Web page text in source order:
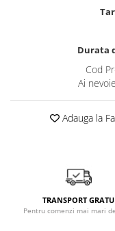
Solutie de indepartat
Sapun lichid, sapun
Tratament pentru
pentru par, masca de
Vata demachianta
Durata
Cod
Ai
Adauga la
TRANSPORT
Pentru comenzi mai mari